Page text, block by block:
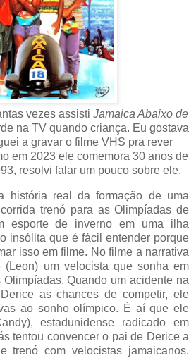
vezes assisti Jamaica Abaixo de
na TV quando criança. Eu gostava
a gravar o filme VHS pra rever
em 2023 ele comemora 30 anos de
resolvi falar um pouco sobre ele.
história real da formação de uma
trenó para as Olimpíadas de
esporte de inverno em uma ilha
insólita que é fácil entender porque
isso em filme. No filme a narrativa
(Leon) um velocista que sonha em
Quando um acidente na
as chances de competir, ele
ao sonho olímpico. É aí que ele
estadunidense radicado em
tentou convencer o pai de Derice a
trenó com velocistas jamaicanos.